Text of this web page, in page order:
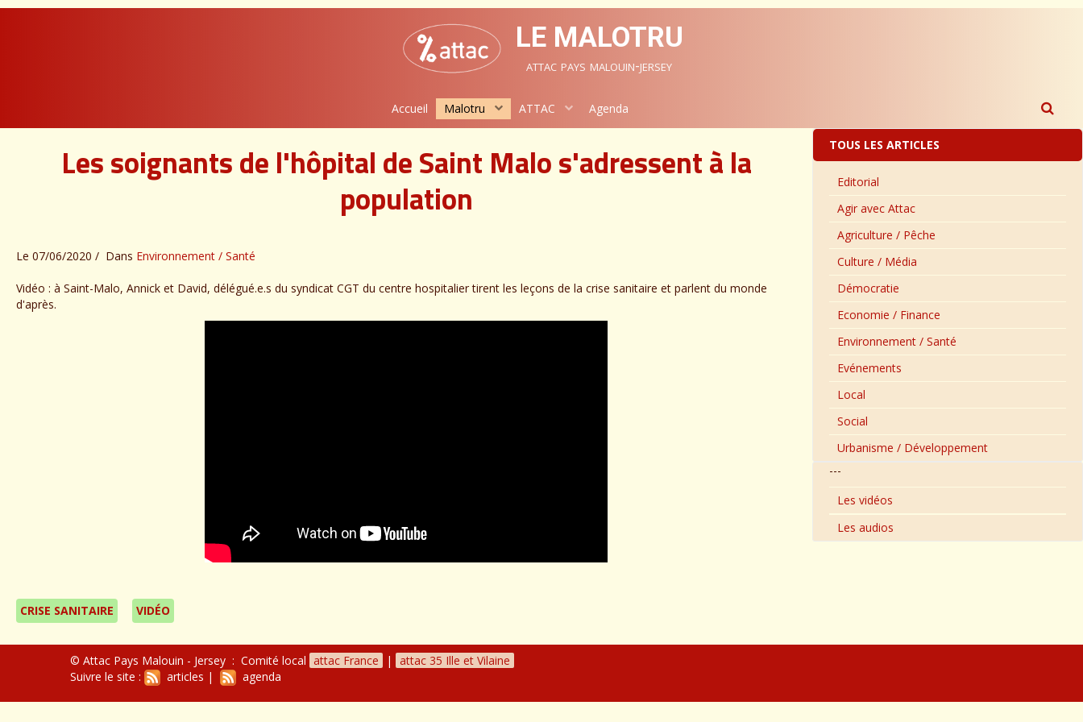
LE MALOTRU
attac pays malouin-jersey
Accueil Malotru ATTAC Agenda
Les soignants de l'hôpital de Saint Malo s'adressent à la
population
Le 07/06/2020 Dans Environnement / Santé
Vidéo : à Saint-Malo, Annick et David, délégué.e.s du syndicat CGT du centre hospitalier tirent les leçons de la crise sanitaire et parlent du monde
d'après.
CRISE SANITAIRE VIDÉO
TOUS LES ARTICLES
Editorial
Agir avec Attac
Agriculture / Pêche
Culture / Média
Démocratie
Economie / Finance
Environnement / Santé
Evénements
Local
Social
Urbanisme / Développement
---
Les vidéos
Les audios
© Attac Pays Malouin - Jersey : Comité local attac France |
attac 35 Ille et Vilaine
Suivre le site :
articles | agenda